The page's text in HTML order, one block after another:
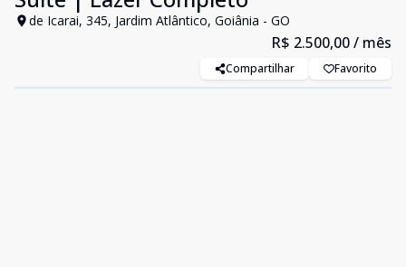
de Icarai, 345, Jardim Atlântico, Goiânia - GO
R$ 2.500,00/ mês
Compartilhar Favorito